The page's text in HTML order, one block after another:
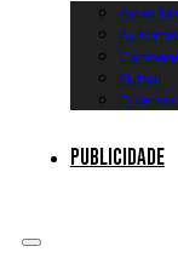
Artes
Futsal
Diversos
Publicidade